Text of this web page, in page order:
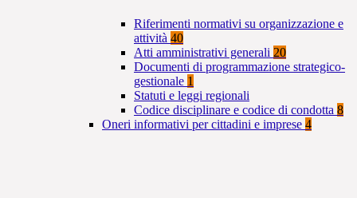
Riferimenti normativi su organizzazione e
attività 40
Atti amministrativi generali 20
Documenti di programmazione strategico-
gestionale 1
Statuti e leggi regionali
Codice disciplinare e codice di condotta 8
Oneri informativi per cittadini e imprese 4